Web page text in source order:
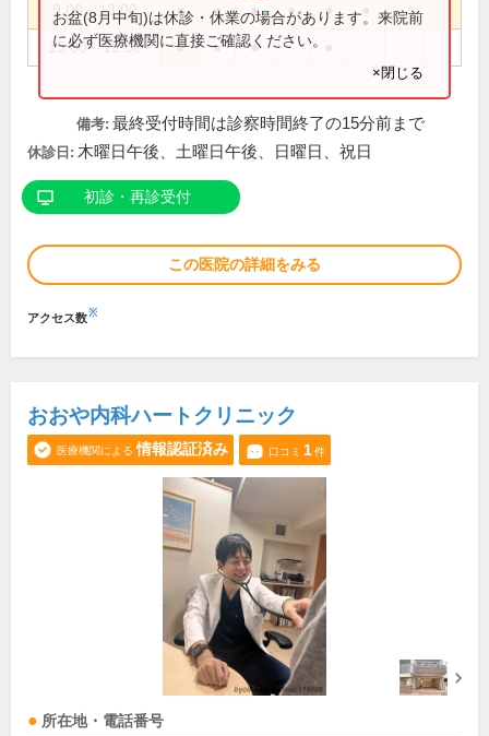
9:00～13:00 ● ● ● ● ●
15:00～19:00 ● ● ●
お盆(8月中旬)は休診・休業の場合があります。来院前
に必ず医療機関に直接ご確認ください。
×閉じる
備考: 最終受付時間は診察時間終了の15分前まで
休診日: 木曜日午後、土曜日午後、日曜日、祝日
初診・再診受付
この医院の詳細をみる
アクセス数※
おおや内科ハートクリニック
医療機関による 情報認証済み 口コミ 1件
所在地・電話番号